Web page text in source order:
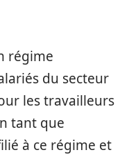
régime
du secteur
les travailleurs
tant que
à ce régime et